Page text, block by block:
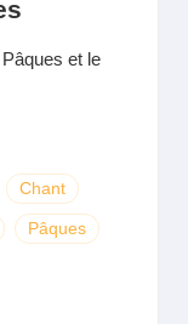
et le
Chant
Pâques